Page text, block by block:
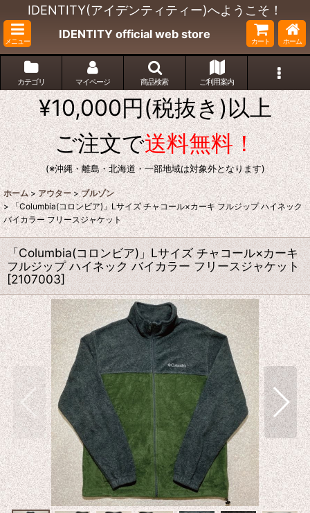
IDENTITY(アイデンティティー)へようこそ！
メニュー
IDENTITY official web store
カート ホーム
カテゴリ マイページ 商品検索 ご利用案内
¥10,000円(税抜き)以上
ご注文で送料無料！
(※沖縄・離島・北海道・一部地域は対象外となります)
ホーム > アウター > ブルゾン
> 「Columbia(コロンビア)」Lサイズ チャコール×カーキ フルジップ ハイネック
バイカラー フリースジャケット
「Columbia(コロンビア)」Lサイズ チャコール×カーキ
フルジップ ハイネック バイカラー フリースジャケット
[2107003]